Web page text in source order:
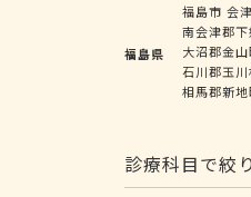
福島県
福島市 会
南会津郡
大沼郡金山
石川郡玉川
相馬郡新地
診療科目で絞